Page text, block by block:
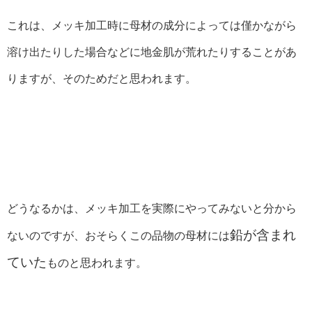
これは、メッキ加工時に母材の成分によっては僅かながら
溶け出たりした場合などに地金肌が荒れたりすることがあ
りますが、そのためだと思われます。
どうなるかは、メッキ加工を実際にやってみないと分から
ないのですが、おそらくこの品物の母材には鉛が含まれ
ていた ものと思われます。